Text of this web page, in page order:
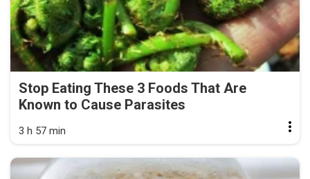
Stop Eating These 3 Foods That Are
Known to Cause Parasites
3 h 57 min